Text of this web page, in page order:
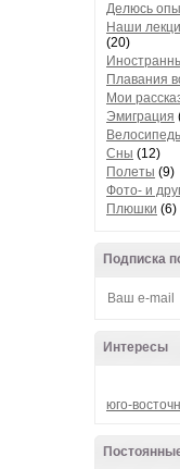
Делюсь
Наши
(20)
Плавания
Мои
Эмиграция
Сны (12)
Полеты (9)
Фото- и
Плюшки (6)
Подписка
Интересы
юго-